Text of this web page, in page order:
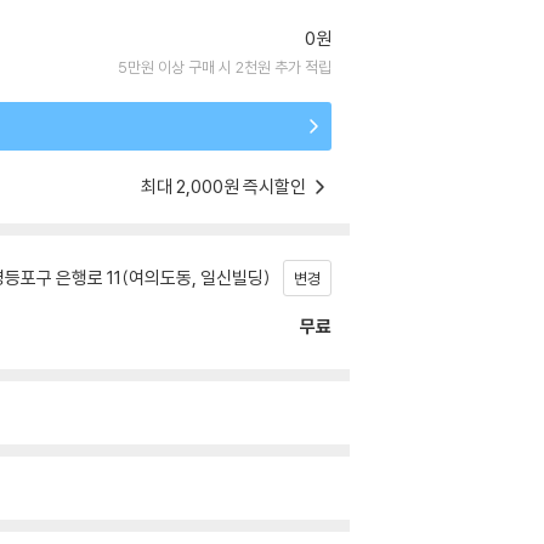
0원
5만원 이상 구매 시 2천원 추가 적립
최대 2,000원 즉시할인
포구 은행로 11(여의도동, 일신빌딩) 변경
무료